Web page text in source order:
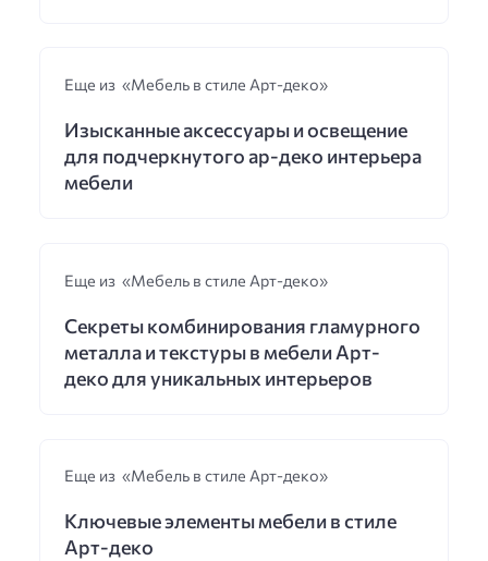
Еще из «Мебель в стиле Арт-деко»
Изысканные аксессуары и освещение
для подчеркнутого ар-деко интерьера
мебели
Еще из «Мебель в стиле Арт-деко»
Секреты комбинирования гламурного
металла и текстуры в мебели Арт-
деко для уникальных интерьеров
Еще из «Мебель в стиле Арт-деко»
Ключевые элементы мебели в стиле
Арт-деко